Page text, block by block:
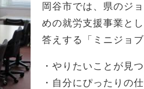
岡谷市では、県のジ
めの就労支援事業と
答えする「ミニジョ
・やりたいことが見
・自分にぴったりの